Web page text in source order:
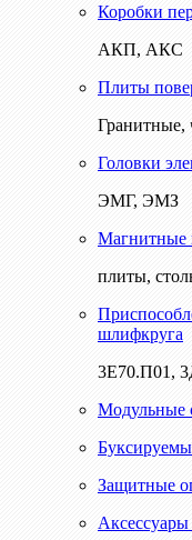
Коробки
АКП, АКС
Плиты
Гранитные,
Головки
ЭМГ, ЭМЗ
Магнитные
плиты,
шлифкруга
3Е70.П01,
Модульные
Защитные